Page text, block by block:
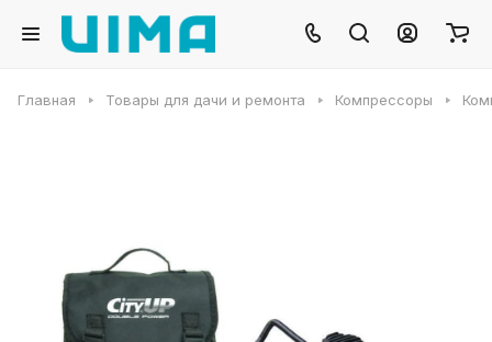
Главная Товары для дачи и ремонта Компрессоры